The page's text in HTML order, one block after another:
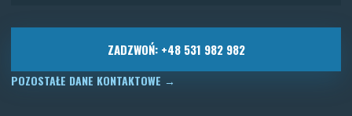
ZADZWOŃ: +48 531 982 982
POZOSTAŁE DANE KONTAKTOWE →